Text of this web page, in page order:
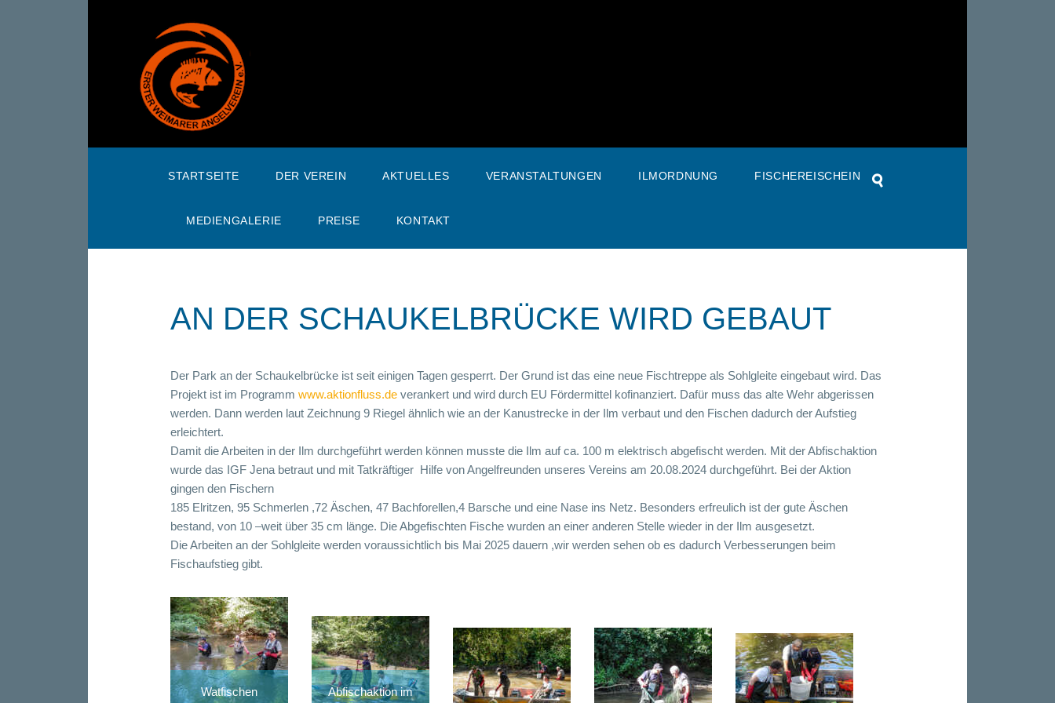
STARTSEITE DER VEREIN AKTUELLES VERANSTALTUNGEN ILMORDNUNG FISCHEREISCHEIN
MEDIENGALERIE PREISE KONTAKT
AN DER SCHAUKELBRÜCKE WIRD GEBAUT
Der Park an der Schaukelbrücke ist seit einigen Tagen gesperrt. Der Grund ist das eine neue Fischtreppe als Sohlgleite eingebaut wird. Das
Projekt ist im Programm www.aktionfluss.de verankert und wird durch EU Fördermittel kofinanziert. Dafür muss das alte Wehr abgerissen
werden. Dann werden laut Zeichnung 9 Riegel ähnlich wie an der Kanustrecke in der Ilm verbaut und den Fischen dadurch der Aufstieg
erleichtert.
Damit die Arbeiten in der Ilm durchgeführt werden können musste die Ilm auf ca. 100 m elektrisch abgefischt werden. Mit der Abfischaktion
wurde das IGF Jena betraut und mit Tatkräftiger Hilfe von Angelfreunden unseres Vereins am 20.08.2024 durchgeführt. Bei der Aktion
gingen den Fischern
185 Elritzen, 95 Schmerlen ,72 Äschen, 47 Bachforellen,4 Barsche und eine Nase ins Netz. Besonders erfreulich ist der gute Äschen
bestand, von 10 –weit über 35 cm länge. Die Abgefischten Fische wurden an einer anderen Stelle wieder in der Ilm ausgesetzt.
Die Arbeiten an der Sohlgleite werden voraussichtlich bis Mai 2025 dauern ,wir werden sehen ob es dadurch Verbesserungen beim
Fischaufstieg gibt.
Watfischen Abfischaktion im